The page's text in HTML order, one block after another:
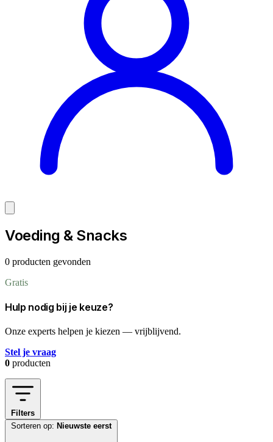
Voeding & Snacks
0 producten gevonden
Gratis
Hulp nodig bij je keuze?
Onze experts helpen je kiezen — vrijblijvend.
Stel je vraag
0 producten
Filters
Sorteren op: Nieuwste eerst